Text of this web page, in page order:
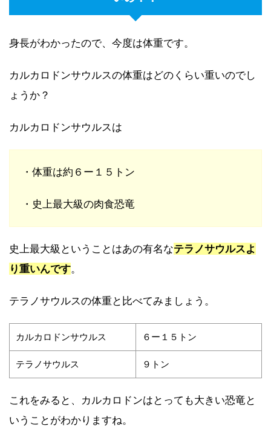
身長がわかったので、今度は体重です。
カルカロドンサウルスの体重はどのくらい重いのでし
ょうか？
カルカロドンサウルスは
・体重は約６ー１５トン
・史上最大級の肉食恐竜
史上最大級ということはあの有名なテラノサウルスよ
り重いんです。
テラノサウルスの体重と比べてみましょう。
カルカロドンサウルス ６ー１５トン
テラノサウルス ９トン
これをみると、カルカロドンはとっても大きい恐竜と
いうことがわかりますね。